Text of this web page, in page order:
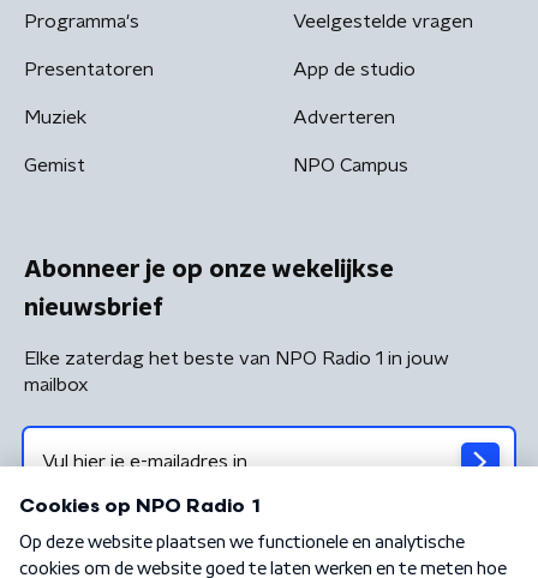
Programma's
Presentatoren
Muziek
Gemist
Veelgestelde vragen
App de studio
Adverteren
NPO Campus
Abonneer je op onze wekelijkse
nieuwsbrief
Elke zaterdag het beste van NPO Radio 1 in jouw
mailbox